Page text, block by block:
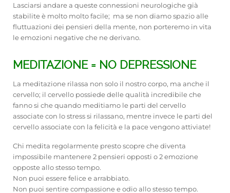
Lasciarsi andare a queste connessioni neurologiche già
stabilite è molto molto facile; ma se non diamo spazio alle
fluttuazioni dei pensieri della mente, non porteremo in vita
le emozioni negative che ne derivano.
MEDITAZIONE = NO DEPRESSIONE
La meditazione rilassa non solo il nostro corpo, ma anche il
cervello; il cervello possiede delle qualità incredibile che
fanno si che quando meditiamo le parti del cervello
associate con lo stress si rilassano, mentre invece le parti del
cervello associate con la felicità e la pace vengono attiviate!
Chi medita regolarmente presto scopre che diventa
impossibile mantenere 2 pensieri opposti o 2 emozione
opposte allo stesso tempo.
Non puoi essere felice e arrabbiato.
Non puoi sentire compassione e odio allo stesso tempo.